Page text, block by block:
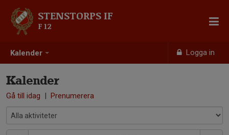
Kalender Logga in
STENSTORPS IF
F 12
Kalender
Gå till idag | Prenumerera